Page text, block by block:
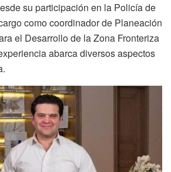
su participación en la Policía de
como coordinador de Planeación
el Desarrollo de la Zona Fronteriza
abarca diversos aspectos